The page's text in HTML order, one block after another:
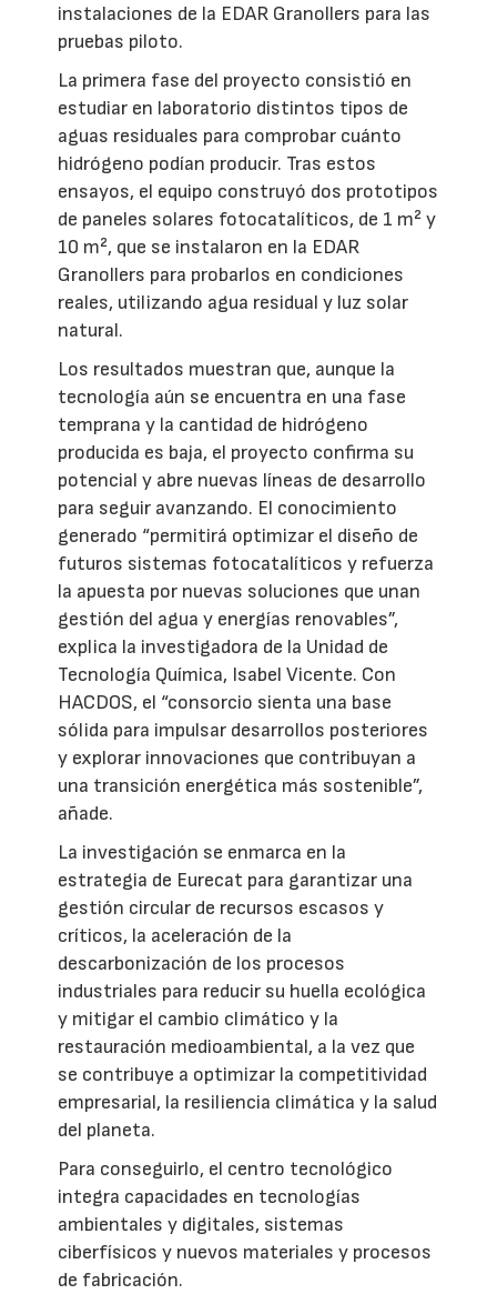
instalaciones de la EDAR Granollers para las
pruebas piloto.
La primera fase del proyecto consistió en
estudiar en laboratorio distintos tipos de
aguas residuales para comprobar cuánto
hidrógeno podían producir. Tras estos
ensayos, el equipo construyó dos prototipos
de paneles solares fotocatalíticos, de 1 m² y
10 m², que se instalaron en la EDAR
Granollers para probarlos en condiciones
reales, utilizando agua residual y luz solar
natural.
Los resultados muestran que, aunque la
tecnología aún se encuentra en una fase
temprana y la cantidad de hidrógeno
producida es baja, el proyecto confirma su
potencial y abre nuevas líneas de desarrollo
para seguir avanzando. El conocimiento
generado “permitirá optimizar el diseño de
futuros sistemas fotocatalíticos y refuerza
la apuesta por nuevas soluciones que unan
gestión del agua y energías renovables”,
explica la investigadora de la Unidad de
Tecnología Química, Isabel Vicente. Con
HACDOS, el “consorcio sienta una base
sólida para impulsar desarrollos posteriores
y explorar innovaciones que contribuyan a
una transición energética más sostenible”,
añade.
La investigación se enmarca en la
estrategia de Eurecat para garantizar una
gestión circular de recursos escasos y
críticos, la aceleración de la
descarbonización de los procesos
industriales para reducir su huella ecológica
y mitigar el cambio climático y la
restauración medioambiental, a la vez que
se contribuye a optimizar la competitividad
empresarial, la resiliencia climática y la salud
del planeta.
Para conseguirlo, el centro tecnológico
integra capacidades en tecnologías
ambientales y digitales, sistemas
ciberfísicos y nuevos materiales y procesos
de fabricación.